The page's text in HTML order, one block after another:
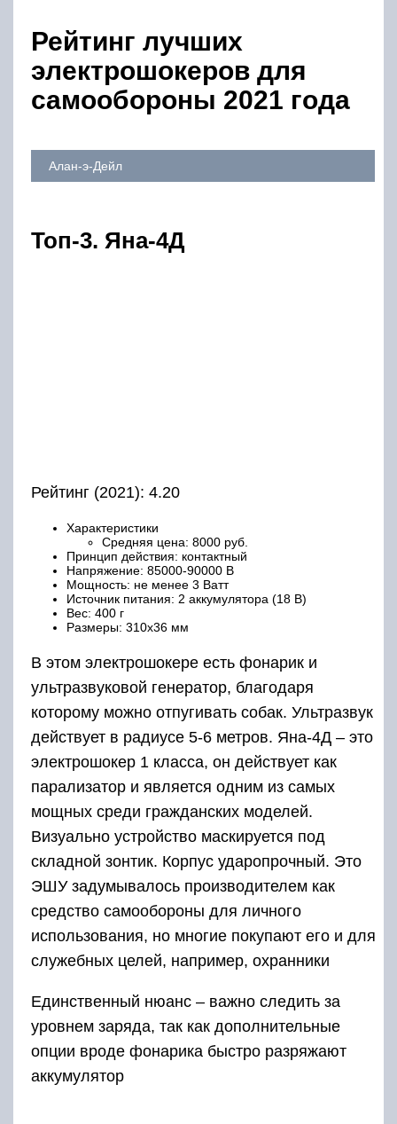
Рейтинг лучших
электрошокеров для
самообороны 2021 года
Алан-э-Дейл
Топ-3. Яна-4Д
Рейтинг (2021): 4.20
Характеристики
Средняя цена: 8000 руб.
Принцип действия: контактный
Напряжение: 85000-90000 В
Мощность: не менее 3 Ватт
Источник питания: 2 аккумулятора (18 В)
Вес: 400 г
Размеры: 310х36 мм
В этом электрошокере есть фонарик и
ультразвуковой генератор, благодаря
которому можно отпугивать собак. Ультразвук
действует в радиусе 5-6 метров. Яна-4Д – это
электрошокер 1 класса, он действует как
парализатор и является одним из самых
мощных среди гражданских моделей.
Визуально устройство маскируется под
складной зонтик. Корпус ударопрочный. Это
ЭШУ задумывалось производителем как
средство самообороны для личного
использования, но многие покупают его и для
служебных целей, например, охранники
Единственный нюанс – важно следить за
уровнем заряда, так как дополнительные
опции вроде фонарика быстро разряжают
аккумулятор